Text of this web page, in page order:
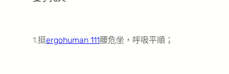
1.挺ergohuman 111腰危坐，呼吸平順；